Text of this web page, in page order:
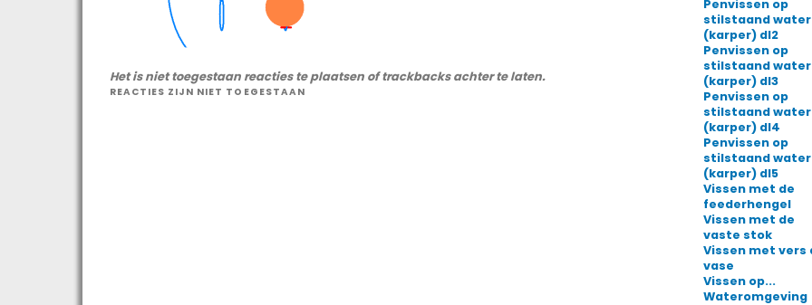
Het is niet toegestaan reacties te plaatsen of trackbacks achter te laten.
REACTIES ZIJN NIET TOEGESTAAN
Penvissen op
stilstaand water
(karper) dl2
Penvissen op
stilstaand water
(karper) dl3
Penvissen op
stilstaand water
(karper) dl4
Penvissen op
stilstaand water
(karper) dl5
Vissen met de
feederhengel
Vissen met de
vaste stok
Vissen met vers
vase
Vissen op...
Wateromgeving